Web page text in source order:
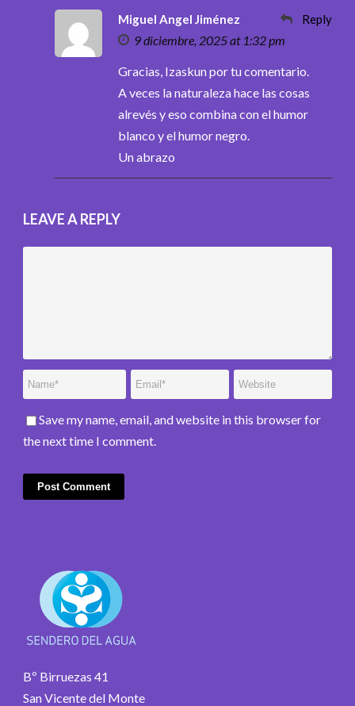
Miguel Angel Jiménez
9 diciembre, 2025 at 1:32 pm
Reply
Gracias, Izaskun por tu comentario.
A veces la naturaleza hace las cosas
alrevés y eso combina con el humor
blanco y el humor negro.
Un abrazo
LEAVE A REPLY
Save my name, email, and website in this browser for
the next time I comment.
Bº Birruezas 41
San Vicente del Monte